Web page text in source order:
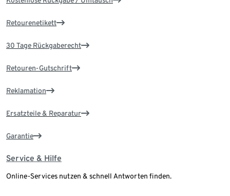
Retourenetikett
30 Tage Rückgaberecht
Retouren-Gutschrift
Reklamation
Ersatzteile & Reparatur
Garantie
Service & Hilfe
Online-Services nutzen & schnell Antworten finden.